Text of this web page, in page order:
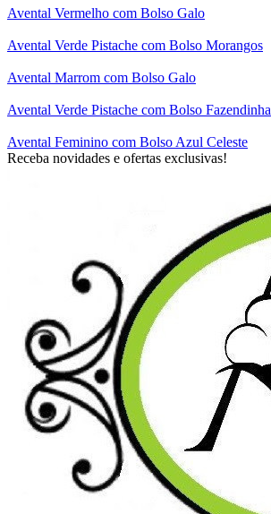
Avental Vermelho com Bolso Galo
Avental Verde Pistache com Bolso Morangos
Avental Marrom com Bolso Galo
Avental Verde Pistache com Bolso Fazendinha
Avental Feminino com Bolso Azul Celeste
Receba novidades e ofertas exclusivas!